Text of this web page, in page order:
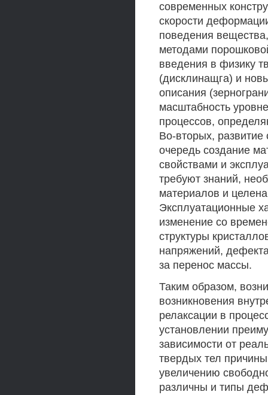
современных
скорости
поведения
методами
введения в физику
(дисклинащга) и
описания
масштабность
процессов,
Во-вторых,
очередь создание
свойствами и
требуют знаний,
материалов и
Эксплуатационные
изменение со
структуры
напряжений,
за перенос массы.
Таким образом,
возникновения
релаксации в
установлении
зависимости от
твердых тел
увеличению
различны и типы